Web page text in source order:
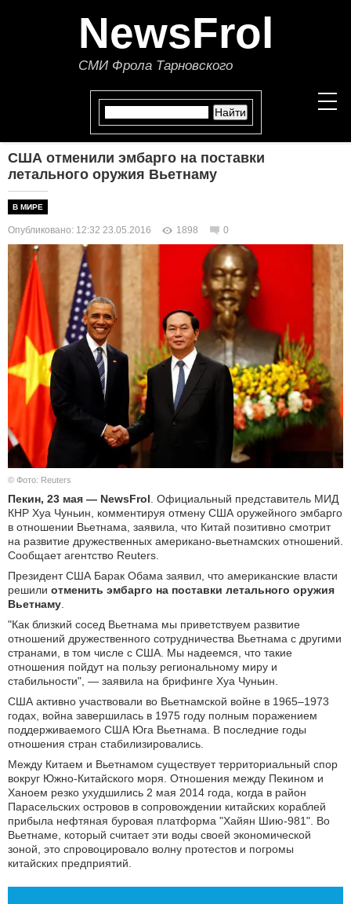
NewsFrol
СМИ Фрола Тарновского
НОВОСТИ
ПОЛИТИКА
ЭКОНОМИКА
В МИРЕ
ОБЩЕСТВО
КУЛЬТУРА
НАУКА
АВТО И МОТО
ЭГОИЗМ
БЛОГ
США отменили эмбарго на поставки
летального оружия Вьетнаму
В МИРЕ
Опубликовано: 12:32 23.05.2016 1898 0
© Фото: Reuters
Пекин, 23 мая — NewsFrol. Официальный представитель МИД
КНР Хуа Чуньин, комментируя отмену США оружейного эмбарго
в отношении Вьетнама, заявила, что Китай позитивно смотрит
на развитие дружественных американо-вьетнамских отношений.
Сообщает агентство Reuters.
Президент США Барак Обама заявил, что американские власти
решили отменить эмбарго на поставки летального оружия
Вьетнаму.
"Как близкий сосед Вьетнама мы приветствуем развитие
отношений дружественного сотрудничества Вьетнама с другими
странами, в том числе с США. Мы надеемся, что такие
отношения пойдут на пользу региональному миру и
стабильности", — заявила на брифинге Хуа Чуньин.
CША активно участвовали во Вьетнамской войне в 1965–1973
годах, война завершилась в 1975 году полным поражением
поддерживаемого США Юга Вьетнама. В последние годы
отношения стран стабилизировались.
Между Китаем и Вьетнамом существует территориальный спор
вокруг Южно-Китайского моря. Отношения между Пекином и
Ханоем резко ухудшились 2 мая 2014 года, когда в район
Парасельских островов в сопровождении китайских кораблей
прибыла нефтяная буровая платформа "Хайян Шию-981". Во
Вьетнаме, который считает эти воды своей экономической
зоной, это спровоцировало волну протестов и погромы
китайских предприятий.